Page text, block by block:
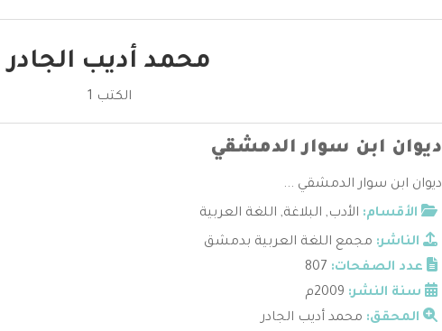
محمد أديب الجادر
الكتب 1
ديوان ابن سوار الدمشقي
ديوان ابن سوار الدمشقي ...
الأقسام: الأدب, البلاغة, اللغة العربية
الناشر: مجمع اللغة العربية بدمشق
عدد الصفحات:
سنة النشر:
المحقق: محمد أديب الجادر